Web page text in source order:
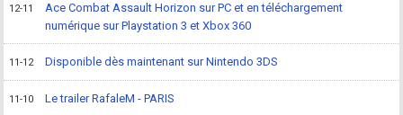
12-11
Ace Combat Assault Horizon sur PC et en téléchargement
numérique sur Playstation 3 et Xbox 360
11-12 Disponible dès maintenant sur Nintendo 3DS
11-10 Le trailer RafaleM - PARIS